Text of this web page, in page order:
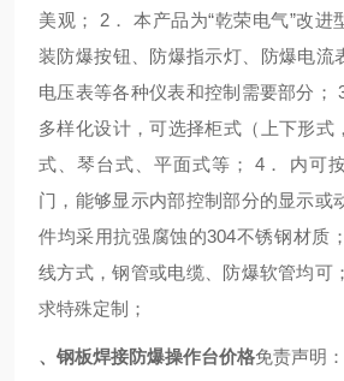
美观； 2． 本产品为“乾荣电气”改进
装防爆按钮、防爆指示灯、防爆电流
电压表等各种仪表和控制需要部分；
多样化设计，可选择柜式（上下形式
式、琴台式、平面式等； 4． 内可
门，能够显示内部控制部分的显示或
件均采用抗强腐蚀的304不锈钢材质
线方式，钢管或电缆、防爆软管均可
求特殊定制；
、钢板焊接防爆操作台价格免责声明